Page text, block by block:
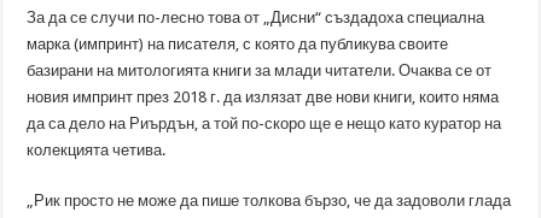
За да се случи по-лесно това от „Дисни“ създадоха специална
марка (импринт) на писателя, с която да публикува своите
базирани на митологията книги за млади читатели. Очаква се от
новия импринт през 2018 г. да излязат две нови книги, които няма
да са дело на Риърдън, а той по-скоро ще е нещо като куратор на
колекцията четива.
„Рик просто не може да пише толкова бързо, че да задоволи глада